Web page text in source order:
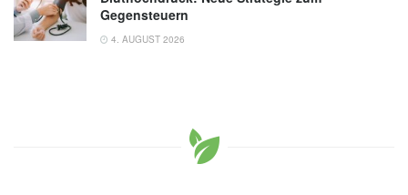
Gegensteuern
4. AUGUST 2026